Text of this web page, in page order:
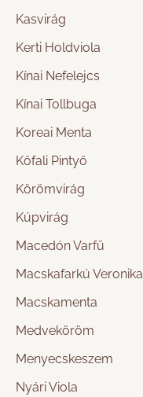
Kasvirág
Kerti Holdviola
Kínai Nefelejcs
Kínai Tollbuga
Koreai Menta
Kőfali Pintyő
Körömvirág
Kúpvirág
Macedón Varfű
Macskafarkú Veronika
Macskamenta
Medveköröm
Menyecskeszem
Nyári Viola